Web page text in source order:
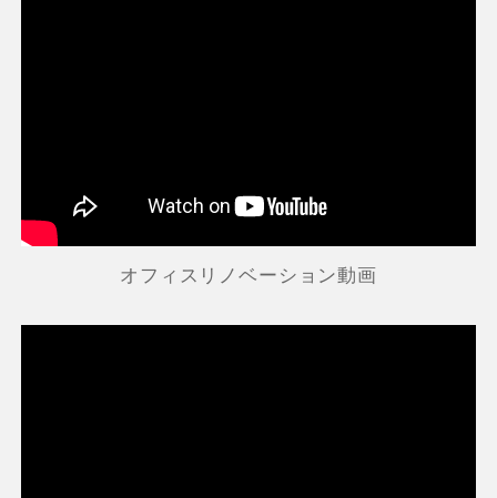
オフィスリノベーション動画